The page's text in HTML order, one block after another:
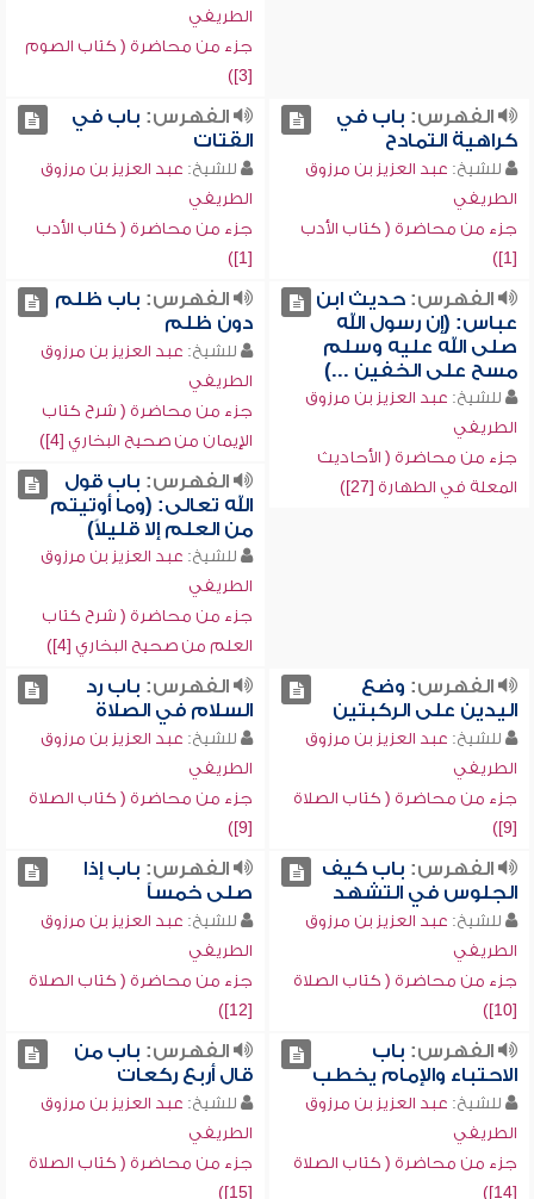
الطريفي
جزء من محاضرة ( كتاب الصوم
[3])
الفهرس: باب في
كراهية التمادح
للشيخ: عبد العزيز بن مرزوق
الطريفي
جزء من محاضرة ( كتاب الأدب
[1])
الفهرس: باب في
القتات
للشيخ: عبد العزيز بن مرزوق
الطريفي
جزء من محاضرة ( كتاب الأدب
[1])
الفهرس:حديث ابن
عباس: (إن رسول الله
صلى الله عليه وسلم
مسح على الخفين ...)
للشيخ: عبد العزيز بن مرزوق
الطريفي
جزء من محاضرة ( الأحاديث
المعلة في الطهارة [27])
الفهرس: باب ظلم
دون ظلم
للشيخ: عبد العزيز بن مرزوق
الطريفي
جزء من محاضرة ( شرح كتاب
الإيمان من صحيح البخاري [4])
الفهرس: باب قول
الله تعالى: (وما أوتيتم
من العلم إلا قليلاً)
للشيخ: عبد العزيز بن مرزوق
الطريفي
جزء من محاضرة ( شرح كتاب
العلم من صحيح البخاري [4])
الفهرس: وضع
اليدين على الركبتين
للشيخ: عبد العزيز بن مرزوق
الطريفي
جزء من محاضرة ( كتاب الصلاة
[9])
الفهرس: باب رد
السلام في الصلاة
للشيخ: عبد العزيز بن مرزوق
الطريفي
جزء من محاضرة ( كتاب الصلاة
[9])
الفهرس: باب كيف
الجلوس في التشهد
للشيخ: عبد العزيز بن مرزوق
الطريفي
جزء من محاضرة ( كتاب الصلاة
[10])
الفهرس: باب إذا
صلى خمساً
للشيخ: عبد العزيز بن مرزوق
الطريفي
جزء من محاضرة ( كتاب الصلاة
[12])
الفهرس: باب
الاحتباء والإمام يخطب
للشيخ: عبد العزيز بن مرزوق
الطريفي
جزء من محاضرة ( كتاب الصلاة
[14])
الفهرس: باب من
قال أربع ركعات
للشيخ: عبد العزيز بن مرزوق
الطريفي
جزء من محاضرة ( كتاب الصلاة
[15])